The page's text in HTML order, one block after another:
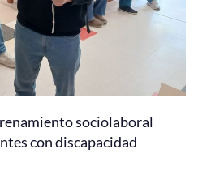
sociolaboral
con discapacidad